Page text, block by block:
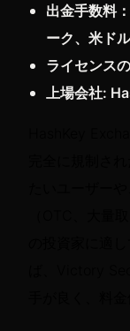
出金手数料
ーク、米ド
ライセンス
上場会社: